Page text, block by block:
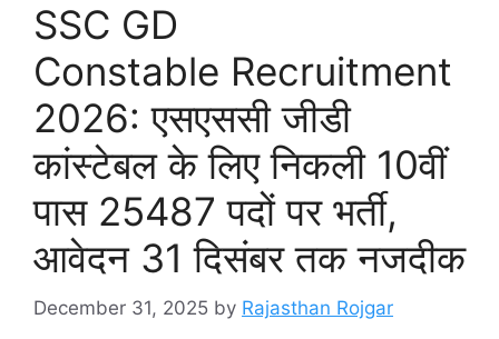
SSC GD
Constable Recruitment
2026: एसएससी जीडी
कांस्टेबल के लिए निकली 10वीं
पास 25487 पदों पर भर्ती,
आवेदन 31 दिसंबर तक नजदीक
December 31, 2025 by Rajasthan Rojgar